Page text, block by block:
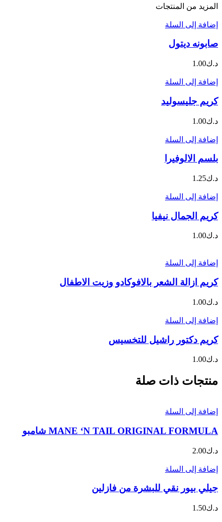
المزيد من المنتجات
إضافة إلى السلة
صابونه ديتول
د.ك1.00
إضافة إلى السلة
كريم جليسوليد
د.ك1.00
إضافة إلى السلة
بلسم الالوفيرا
د.ك1.25
إضافة إلى السلة
كريم الجمال نيفيا
د.ك1.00
إضافة إلى السلة
كريم ازالة الشعر بالافوكادو وزيت الاطفال
د.ك1.00
إضافة إلى السلة
كريم دكتور راشيل للتخسيس
د.ك1.00
منتجات ذات صلة
إضافة إلى السلة
MANE ‘N TAIL ORIGINAL FORMULA شامبو
د.ك2.00
إضافة إلى السلة
جيلي بيور نقي للبشرة من فازلين
د.ك1.50